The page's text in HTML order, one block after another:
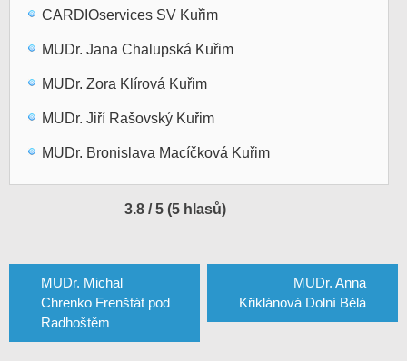
CARDIOservices SV Kuřim
MUDr. Jana Chalupská Kuřim
MUDr. Zora Klírová Kuřim
MUDr. Jiří Rašovský Kuřim
MUDr. Bronislava Macíčková Kuřim
3.8 / 5 (5 hlasů)
příspěvek
MUDr. Michal
Chrenko Frenštát pod
Radhoštěm
MUDr. Anna
Křiklánová Dolní Bělá